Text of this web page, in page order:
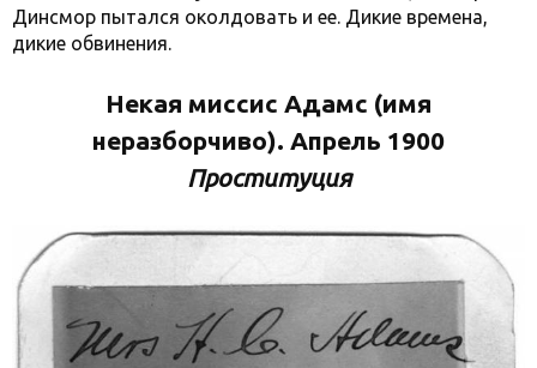
Динсмор пытался околдовать и ее. Дикие времена,
дикие обвинения.
Некая миссис Адамс (имя
неразборчиво). Апрель 1900
Проституция